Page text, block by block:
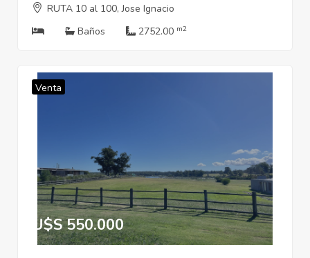
RUTA 10 al 100, Jose Ignacio
Baños
2752.00 m2
Venta
U$S 550.000